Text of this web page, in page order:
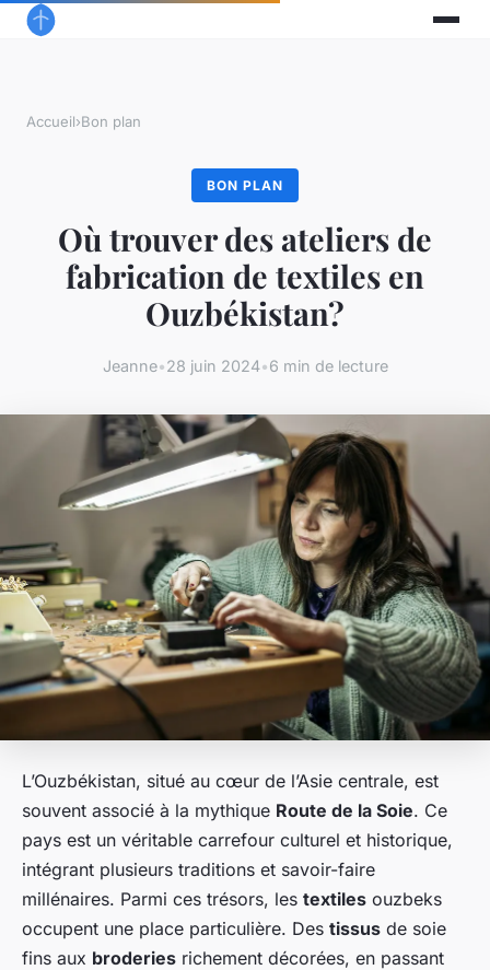
Accueil›Bon plan
BON PLAN
Où trouver des ateliers de
fabrication de textiles en
Ouzbékistan?
Jeanne•28 juin 2024•6 min de lecture
L’Ouzbékistan, situé au cœur de l’Asie centrale, est
souvent associé à la mythique Route de la Soie. Ce
pays est un véritable carrefour culturel et historique,
intégrant plusieurs traditions et savoir-faire
millénaires. Parmi ces trésors, les textiles ouzbeks
occupent une place particulière. Des tissus de soie
fins aux broderies richement décorées, en passant